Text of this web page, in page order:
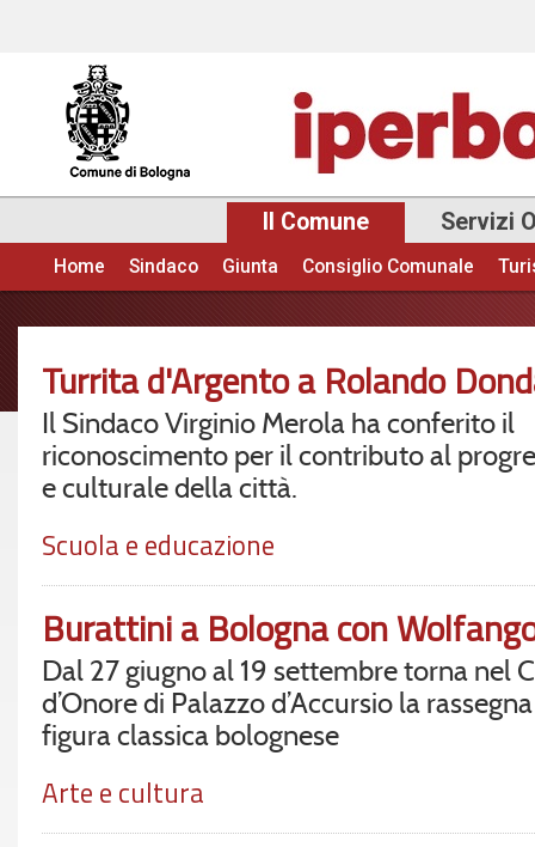
Il Comune Servizi
Menu principale
Home Sindaco Giunta Consiglio Comunale
Turrita d'Argento a Rolando
Il Sindaco Virginio Merola ha conferito il
riconoscimento per il contributo al
e culturale della città.
Scuola e educazione
Burattini a Bologna con
Dal 27 giugno al 19 settembre torna nel
d’Onore di Palazzo d’Accursio la
figura classica bolognese
Arte e cultura